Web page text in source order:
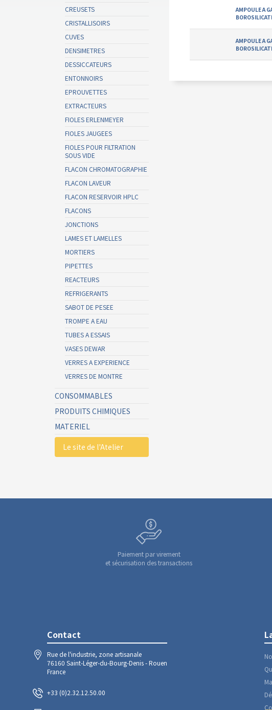
CREUSETS
CRISTALLISOIRS
CUVES
DENSIMETRES
DESSICCATEURS
ENTONNOIRS
EPROUVETTES
EXTRACTEURS
FIOLES ERLENMEYER
FIOLES JAUGEES
FIOLES POUR FILTRATION
SOUS VIDE
FLACON CHROMATOGRAPHIE
FLACON LAVEUR
FLACON RESERVOIR HPLC
FLACONS
JONCTIONS
LAMES ET LAMELLES
MORTIERS
PIPETTES
REACTEURS
REFRIGERANTS
SABOT DE PESEE
TROMPE A EAU
TUBES A ESSAIS
VASES DEWAR
VERRES A EXPERIENCE
VERRES DE MONTRE
CONSOMMABLES
PRODUITS CHIMIQUES
MATERIEL
Le site de l'Atelier
AMPOULE A
AMPOULE A
Paiement par virement
et sécurisation des transactions
Contact
Rue de l'industrie, zone artisanale
76160 Saint-Léger-du-Bourg-Denis - Rouen
France
+33 (0)2.32.12.50.00